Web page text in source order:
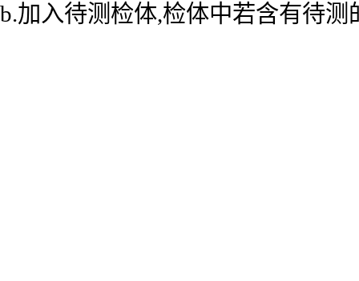
b.加入待测检体,检体中若含有待